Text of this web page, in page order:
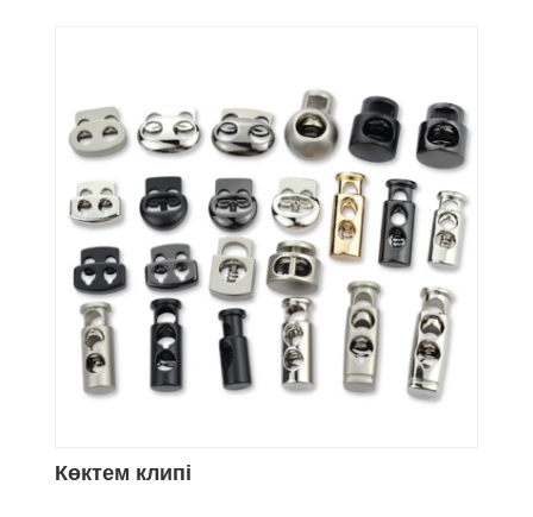
Көктем клипі